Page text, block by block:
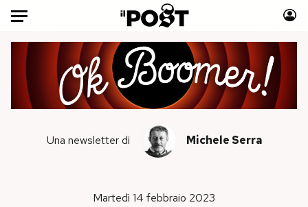
HOME
Mondo
Libri
Ok Boomer!
Una newsletter di Michele Serra
Martedì 14 febbraio 2023